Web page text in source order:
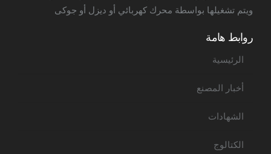
ويتم تشغيلها بواسطة محرك كهربائي أو ديزل أو جوكى
روابط هامة
الرئيسية
أخبار المصنع
الشهادات
الكتالوج